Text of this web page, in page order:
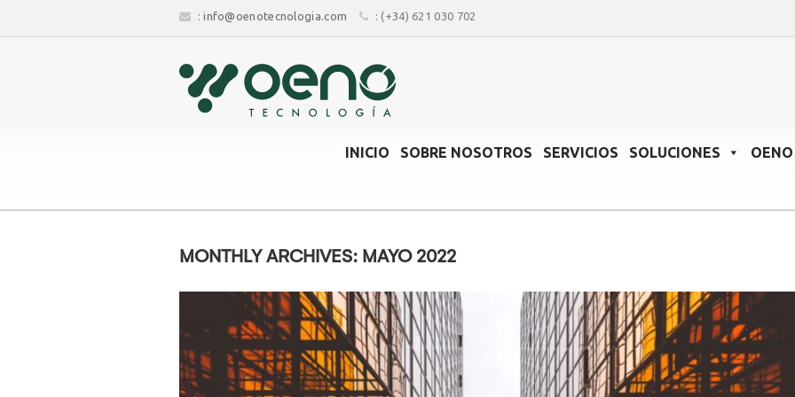
:info@oenotecnologia.com : (+34) 621 030 702
INICIO SOBRE NOSOTROS SERVICIOS SOLUCIONES
MONTHLY ARCHIVES: MAYO 2022